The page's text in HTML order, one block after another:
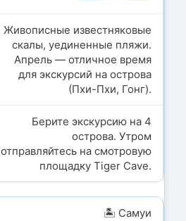
Живописные известняковые
скалы, уединенные пляжи.
Апрель — отличное время
для экскурсий на острова
(Пхи-Пхи, Гонг).
Берите экскурсию на 4
острова. Утром
отправляйтесь на смотровую
площадку Tiger Cave.
🏝️ Самуи